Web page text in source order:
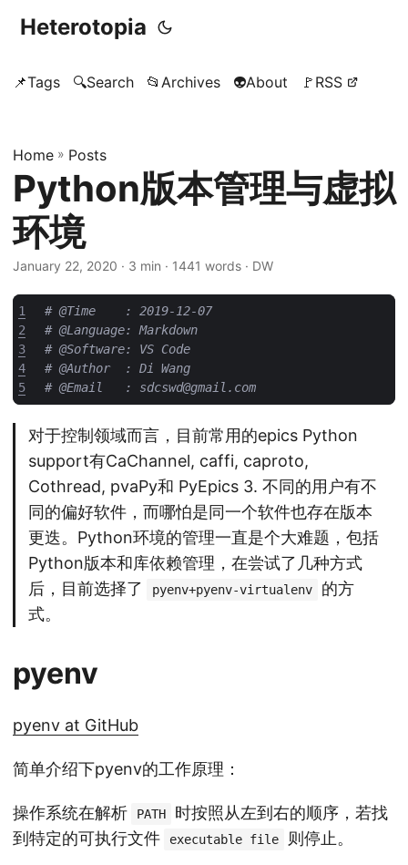
Heterotopia
📌Tags 🔍Search 📂Archives 👽About 🚩RSS
Home » Posts
Python版本管理与虚拟
环境
January 22, 2020 · 3 min · 1441 words · DW
1
# @Time    : 2019-12-07
2
# @Language: Markdown
3
# @Software: VS Code
4
# @Author  : Di Wang
5
# @Email   : sdcswd@gmail.com
对于控制领域而言，目前常用的epics Python
support有CaChannel, caffi, caproto,
Cothread, pvaPy和 PyEpics 3. 不同的用户有不
同的偏好软件，而哪怕是同一个软件也存在版本
更迭。Python环境的管理一直是个大难题，包括
Python版本和库依赖管理，在尝试了几种方式
后，目前选择了
pyenv+pyenv-virtualenv
的方
式。
pyenv
pyenv at GitHub
简单介绍下pyenv的工作原理：
操作系统在解析 PATH
时按照从左到右的顺序，若找
到特定的可执行文件
executable file 则停止。